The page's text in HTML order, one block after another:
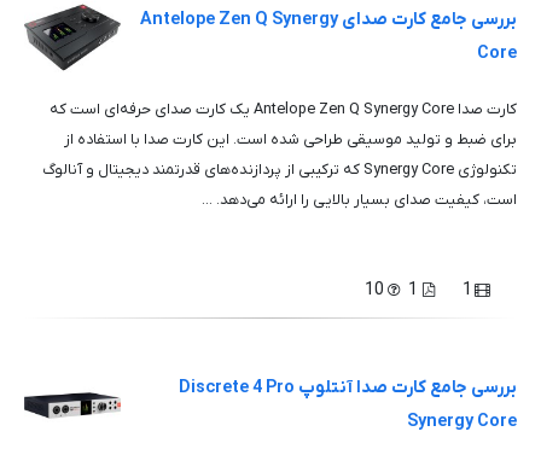
بررسی جامع کارت صدای Antelope Zen Q Synergy
Core
کارت صدا Antelope Zen Q Synergy Core یک کارت صدای حرفه‌ای است که
برای ضبط و تولید موسیقی طراحی شده است. این کارت صدا با استفاده از
تکنولوژی Synergy Core که ترکیبی از پردازنده‌های قدرتمند دیجیتال و آنالوگ
است، کیفیت صدای بسیار بالایی را ارائه می‌دهد. ...
1
1
10
بررسی جامع کارت صدا آنتلوپ Discrete 4 Pro
Synergy Core